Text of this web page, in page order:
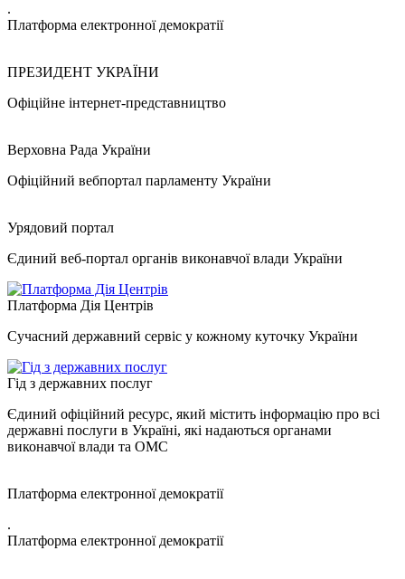
.
Платформа електронної демократії
ПРЕЗИДЕНТ УКРАЇНИ
Офіційне інтернет-представництво
Верховна Рада України
Офіційний вебпортал парламенту України
Урядовий портал
Єдиний веб-портал органів виконавчої влади України
Платформа Дія Центрів
Сучасний державний сервіс у кожному куточку України
Гід з державних послуг
Єдиний офіційний ресурс, який містить інформацію про всі
державні послуги в Україні, які надаються органами
виконавчої влади та ОМС
Платформа електронної демократії
.
Платформа електронної демократії